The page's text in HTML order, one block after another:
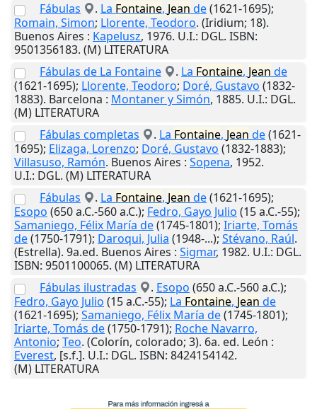
Fábulas
. La Fontaine, Jean de(1621-1695);
Romain, Simon; Llorente, Teodoro. (Iridium; 18).
Buenos Aires : Kapelusz, 1976. U.I.: DGL. ISBN:
9501356183. (M) LITERATURA
Fábulas de La Fontaine
. La Fontaine, Jean de
(1621-1695); Llorente, Teodoro; Doré, Gustavo (1832-
1883). Barcelona : Montaner y Simón, 1885. U.I.: DGL.
(M) LITERATURA
Fábulas completas
. La Fontaine, Jean de(1621-
1695); Elizaga, Lorenzo; Doré, Gustavo (1832-1883);
Villasuso, Ramón. Buenos Aires : Sopena, 1952.
U.I.: DGL. (M) LITERATURA
Fábulas
. La Fontaine, Jean de(1621-1695);
Esopo (650 a.C.-560 a.C.); Fedro, Gayo Julio (15 a.C.-55);
Samaniego, Félix María de(1745-1801); Iriarte, Tomás
de(1750-1791); Daroqui, Julia (1948-...); Stévano, Raúl.
(Estrella). 9a.ed. Buenos Aires : Sigmar, 1982. U.I.: DGL.
ISBN: 9501100065. (M) LITERATURA
Fábulas ilustradas
. Esopo (650 a.C.-560 a.C.);
Fedro, Gayo Julio (15 a.C.-55); La Fontaine, Jean de
(1621-1695); Samaniego, Félix María de(1745-1801);
Iriarte, Tomás de(1750-1791); Roche Navarro,
Antonio; Teo. (Colorín, colorado; 3). 6a. ed. León :
Everest, [s.f.]. U.I.: DGL. ISBN: 8424154142.
(M) LITERATURA